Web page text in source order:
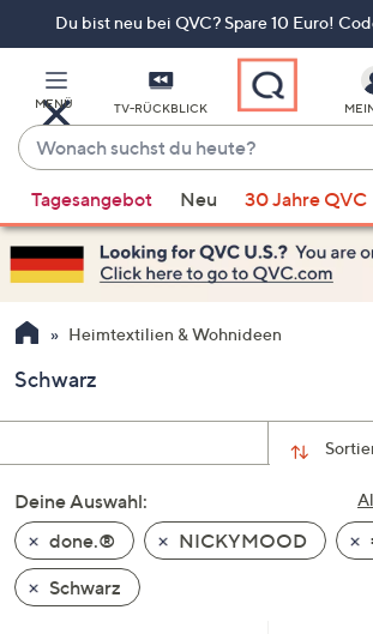
Du bist neu bei QVC? Spare 10 Euro!
MENÜ TV-RÜCKBLICK
Wonach
suchst
du
heute?
Vorschläge
verfügbar
sind,
verwenden
Sie
Pfeiltasten
nach
und
nach
unten
oder
wischen
Tagesangebot Neu 30 Jahre QVC
Heimtextilien & Wohnideen
Schwarz
Deine Auswahl:
done.®
NICKYMOOD
Schwarz